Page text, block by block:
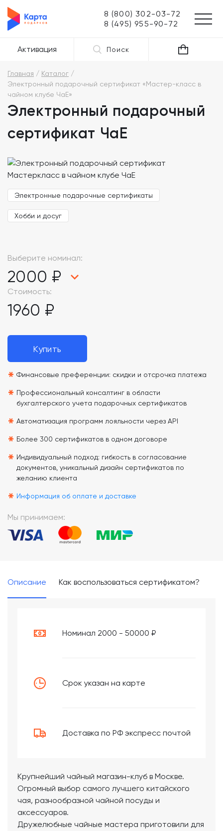
8 (800) 302-03-72
8 (495) 955-90-72
Активация Поиск
Главная
Каталог
Электронный подарочный сертификат «Мастер-класс в
чайном клубе ЧаЕ»
Электронный подарочный
сертификат ЧаЕ
Электронные подарочные сертификаты
Хобби и досуг
Выберите номинал:
2000 ₽
Стоимость:
1960 ₽
Купить
* Финансовые преференции: скидки и отсрочка платежа
* Профессиональный консалтинг в области
бухгалтерского учета подарочных сертификатов
* Автоматизация программ лояльности через API
* Более 300 сертификатов в одном договоре
* Индивидуальный подход: гибкость в согласование
документов, уникальный дизайн сертификатов по
желанию клиента
* Информация об оплате и доставке
Мы принимаем:
Описание Как воспользоваться сертификатом?
Номинал 2000 - 50000 ₽
Срок указан на карте
Доставка по РФ экспресс почтой
Крупнейший чайный магазин-клуб в Москве.
Огромный выбор самого лучшего китайского
чая, разнообразной чайной посуды и
аксессуаров.
Дружелюбные чайные мастера приготовили для